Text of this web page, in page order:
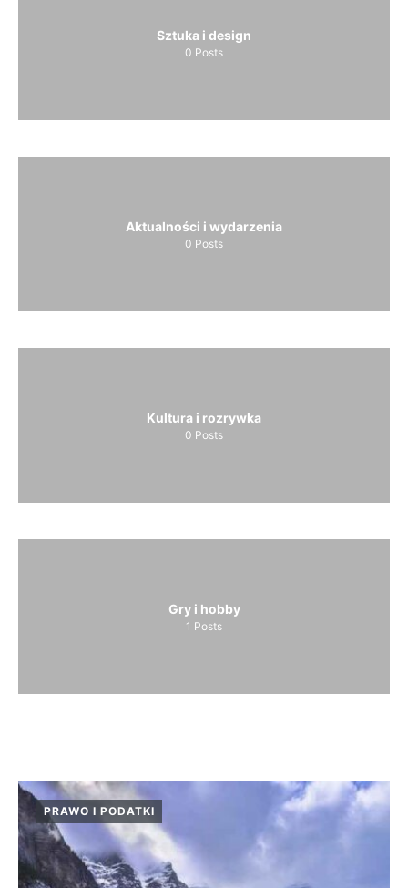
Sztuka i design
0 Posts
Aktualności i wydarzenia
0 Posts
Kultura i rozrywka
0 Posts
Gry i hobby
1 Posts
PRAWO I PODATKI